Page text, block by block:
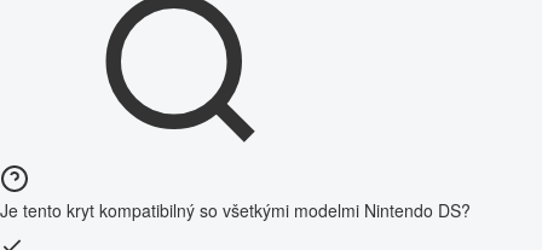
Je tento kryt kompatibilný so všetkými modelmi Nintendo DS?